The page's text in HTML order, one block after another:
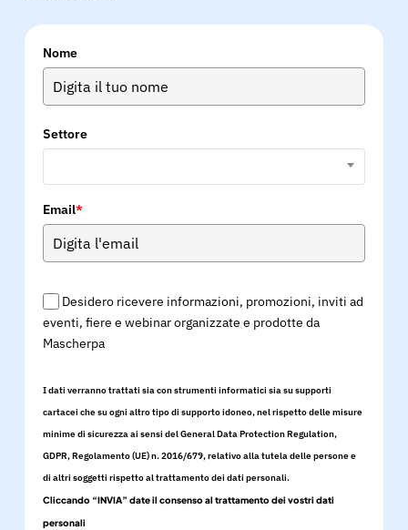
Nome
Settore
Email*
Desidero ricevere informazioni, promozioni, inviti ad
eventi, fiere e webinar organizzate e prodotte da
Mascherpa
I dati verranno trattati sia con strumenti informatici sia su supporti
cartacei che su ogni altro tipo di supporto idoneo, nel rispetto delle misure
minime di sicurezza ai sensi del General Data Protection Regulation,
GDPR, Regolamento (UE) n. 2016/679, relativo alla tutela delle persone e
di altri soggetti rispetto al trattamento dei dati personali.
Cliccando “INVIA” date il consenso al trattamento dei vostri dati
personali